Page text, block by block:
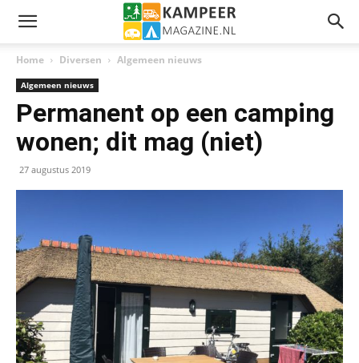
Home Diversen Algemeen nieuws
Algemeen nieuws
Permanent op een camping
wonen; dit mag (niet)
27 augustus 2019